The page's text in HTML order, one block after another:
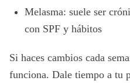
Melasma: suele ser
con SPF y hábitos
Si haces cambios cada
funciona. Dale tiempo a tu